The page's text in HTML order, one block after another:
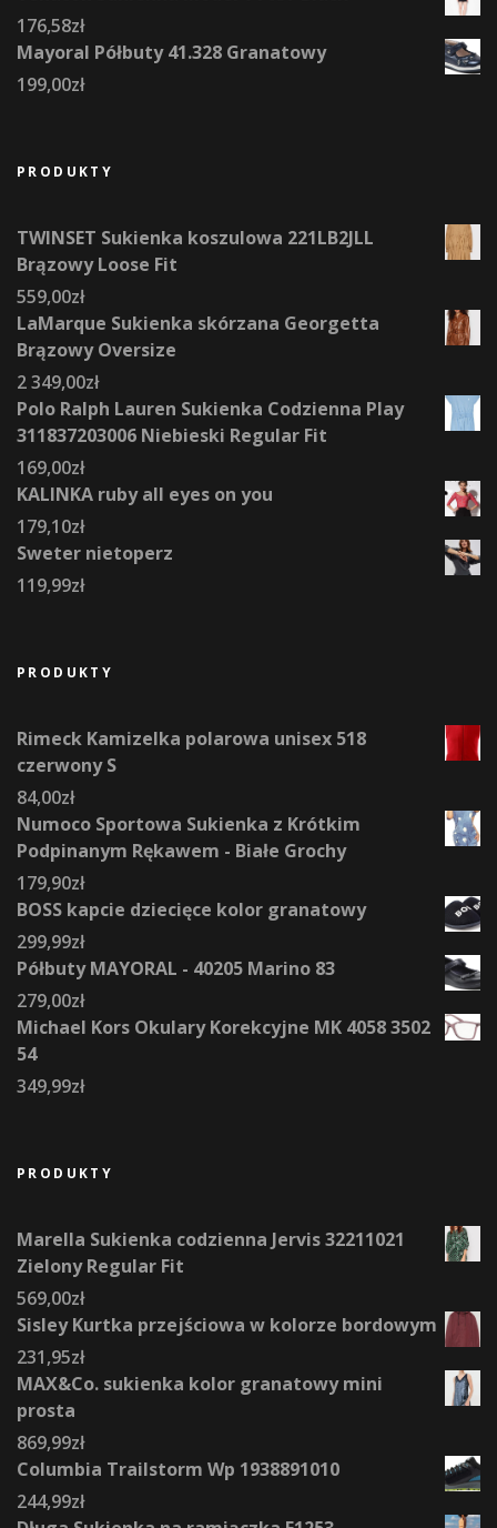
176,58zł
Mayoral Półbuty 41.328 Granatowy
199,00zł
PRODUKTY
TWINSET Sukienka koszulowa 221LB2JLL
Brązowy Loose Fit
559,00zł
LaMarque Sukienka skórzana Georgetta
Brązowy Oversize
2 349,00zł
Polo Ralph Lauren Sukienka Codzienna Play
311837203006 Niebieski Regular Fit
169,00zł
KALINKA ruby all eyes on you
179,10zł
Sweter nietoperz
119,99zł
PRODUKTY
Rimeck Kamizelka polarowa unisex 518
czerwony S
84,00zł
Numoco Sportowa Sukienka z Krótkim
Podpinanym Rękawem - Białe Grochy
179,90zł
BOSS kapcie dziecięce kolor granatowy
299,99zł
Półbuty MAYORAL - 40205 Marino 83
279,00zł
Michael Kors Okulary Korekcyjne MK 4058 3502
54
349,99zł
PRODUKTY
Marella Sukienka codzienna Jervis 32211021
Zielony Regular Fit
569,00zł
Sisley Kurtka przejściowa w kolorze bordowym
231,95zł
MAX&Co. sukienka kolor granatowy mini
prosta
869,99zł
Columbia Trailstorm Wp 1938891010
244,99zł